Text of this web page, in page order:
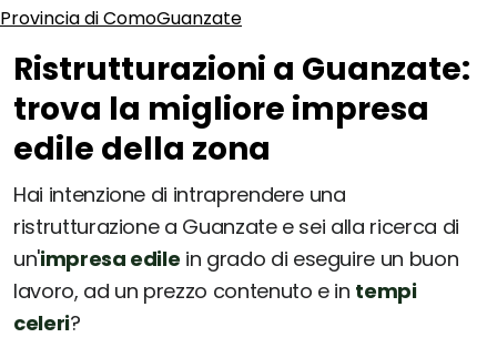
Provincia di ComoGuanzate
Ristrutturazioni a Guanzate:
trova la migliore impresa
edile della zona
Hai intenzione di intraprendere una
ristrutturazione a Guanzate e sei alla ricerca di
un'impresa edile in grado di eseguire un buon
lavoro, ad un prezzo contenuto e in tempi
celeri?